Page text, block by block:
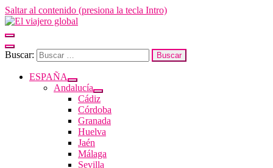
Saltar al contenido (presiona la tecla Intro)
forma sensorial, desde su música hasta su arquitectura o sus sabores
Buscar:
ESPAÑA
Andalucía
Cádiz
Córdoba
Granada
Huelva
Jaén
Málaga
Sevilla